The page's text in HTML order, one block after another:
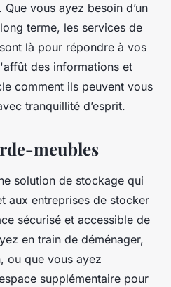
vous ayez besoin d’un
terme, les services de
là pour répondre à vos
des informations et
comment ils peuvent vous
tranquillité d’esprit.
meubles
solution de stockage qui
aux entreprises de stocker
sécurisé et accessible de
en train de déménager,
ou que vous ayez
supplémentaire pour